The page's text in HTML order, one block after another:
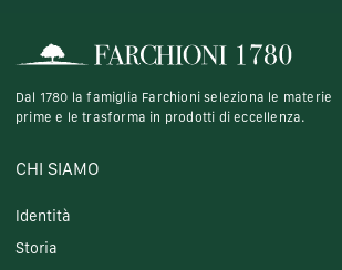
Dal 1780 la famiglia Farchioni seleziona le materie
prime e le trasforma in prodotti di eccellenza.
CHI SIAMO
Identità
Storia